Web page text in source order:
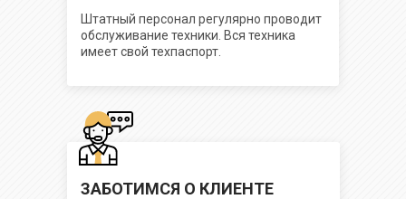
Штатный персонал регулярно проводит
обслуживание техники. Вся техника
имеет свой техпаспорт.
ЗАБОТИМСЯ О КЛИЕНТЕ